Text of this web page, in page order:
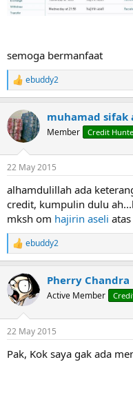
semoga bermanfaat
R
e
c
t
i
n
s
:
ebuddy2
muhamad sifak
Member Credit
22 May 2015
alhamdulillah ada
credit, kumpulin dulu
mksh om hajirin aseli
R
e
c
t
i
s
ebuddy2
Pherry Chandra
Active Member
22 May 2015
Pak, Kok saya gak ada